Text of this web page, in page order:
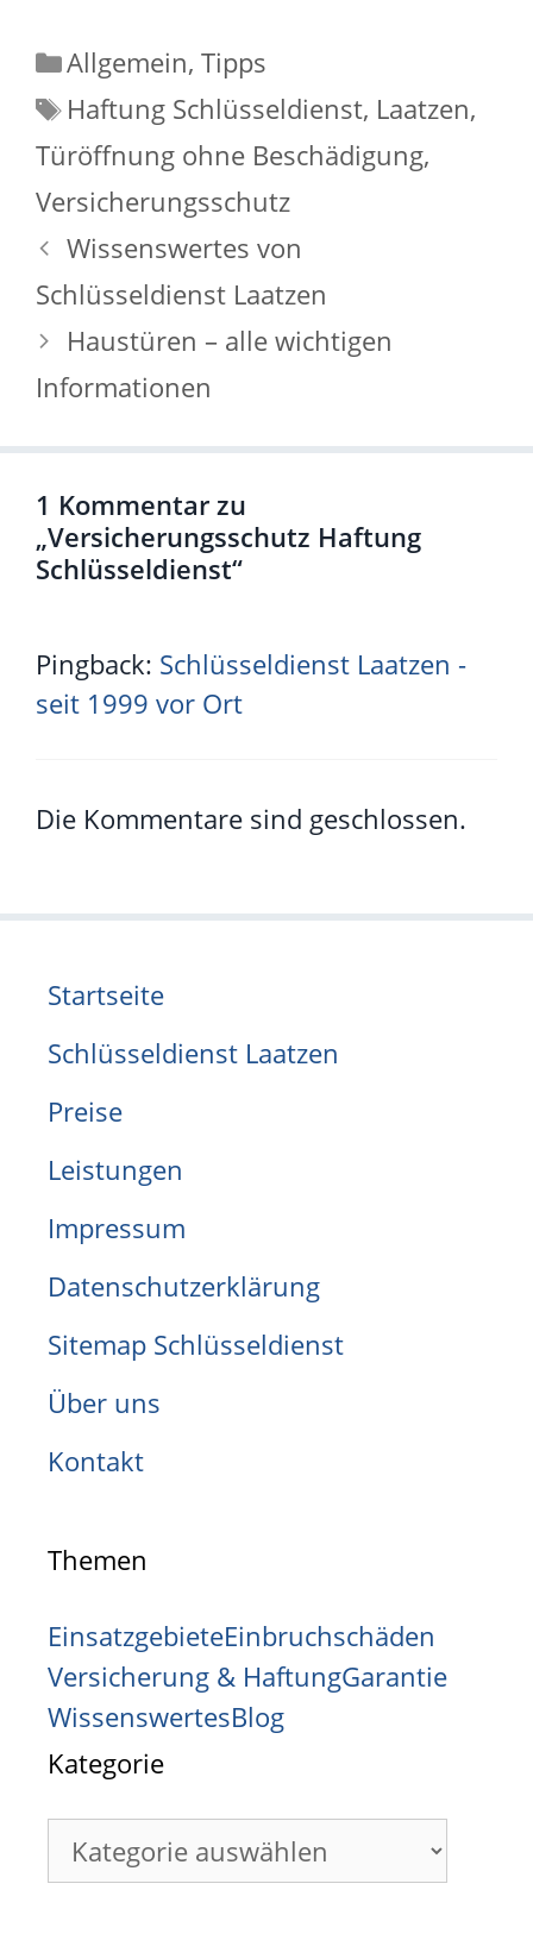
Kategorien
Allgemein,Tipps
Schlagwörter
Haftung Schlüsseldienst, Laatzen,
Türöffnung ohne Beschädigung,
Versicherungsschutz
Wissenswertes von
Schlüsseldienst Laatzen
Haustüren – alle wichtigen
Informationen
1 Kommentar zu
„Versicherungsschutz Haftung
Schlüsseldienst“
Pingback: Schlüsseldienst Laatzen -
seit 1999 vor Ort
Die Kommentare sind geschlossen.
Startseite
Schlüsseldienst Laatzen
Preise
Leistungen
Impressum
Datenschutzerklärung
Sitemap Schlüsseldienst
Über uns
Kontakt
Themen
EinsatzgebieteEinbruchschäden
Versicherung & HaftungGarantie
WissenswertesBlog
Kategorie
Kategorie